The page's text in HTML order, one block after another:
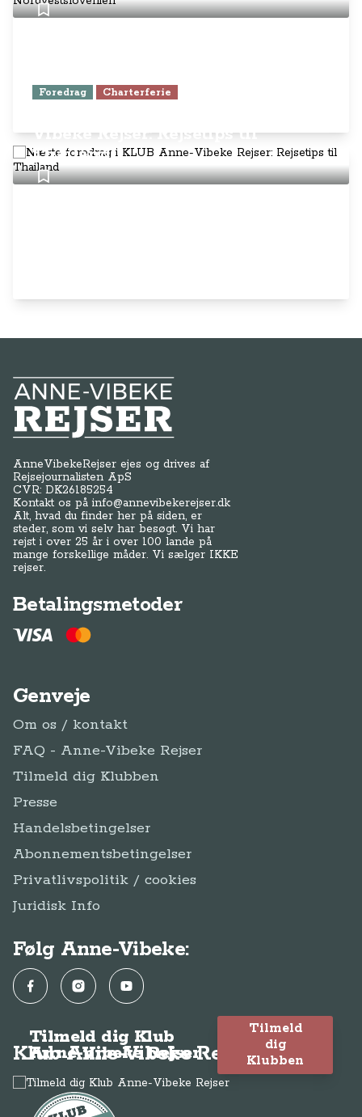
Foredrag Charterferie
Vibeke Rejser: Rejsetips til
Thailand
Anne-Vibeke Rejser
AnneVibekeRejser ejes og drives af
Rejsejournalisten ApS
CVR: DK26185254
Kontakt os påinfo@annevibekerejser.dk
Alt, hvad du finder her på siden, er
steder, som vi selv har besøgt. Vi har
rejst i over 25 år i over 100 lande på
mange forskellige måder. Vi sælger IKKE
rejser.
Betalingsmetoder
Genveje
Om os / kontakt
FAQ - Anne-Vibeke Rejser
Tilmeld dig Klubben
Presse
Handelsbetingelser
Abonnementsbetingelser
Privatlivspolitik / cookies
Juridisk Info
Følg Anne-Vibeke:
FacebookInstagramYouTube
Klub Anne-Vibeke Rejser
Tilmeld dig Klub
Anne-Vibeke Rejser
Tilmeld
dig
Klubben